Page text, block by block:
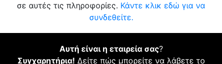
σε αυτές τις πληροφορίες. Κάντε κλικ εδώ για να
συνδεθείτε.
Αυτή είναι η εταιρεία σας?
Συγχαρητήρια! Δείτε πώς μπορείτε να λάβετε το